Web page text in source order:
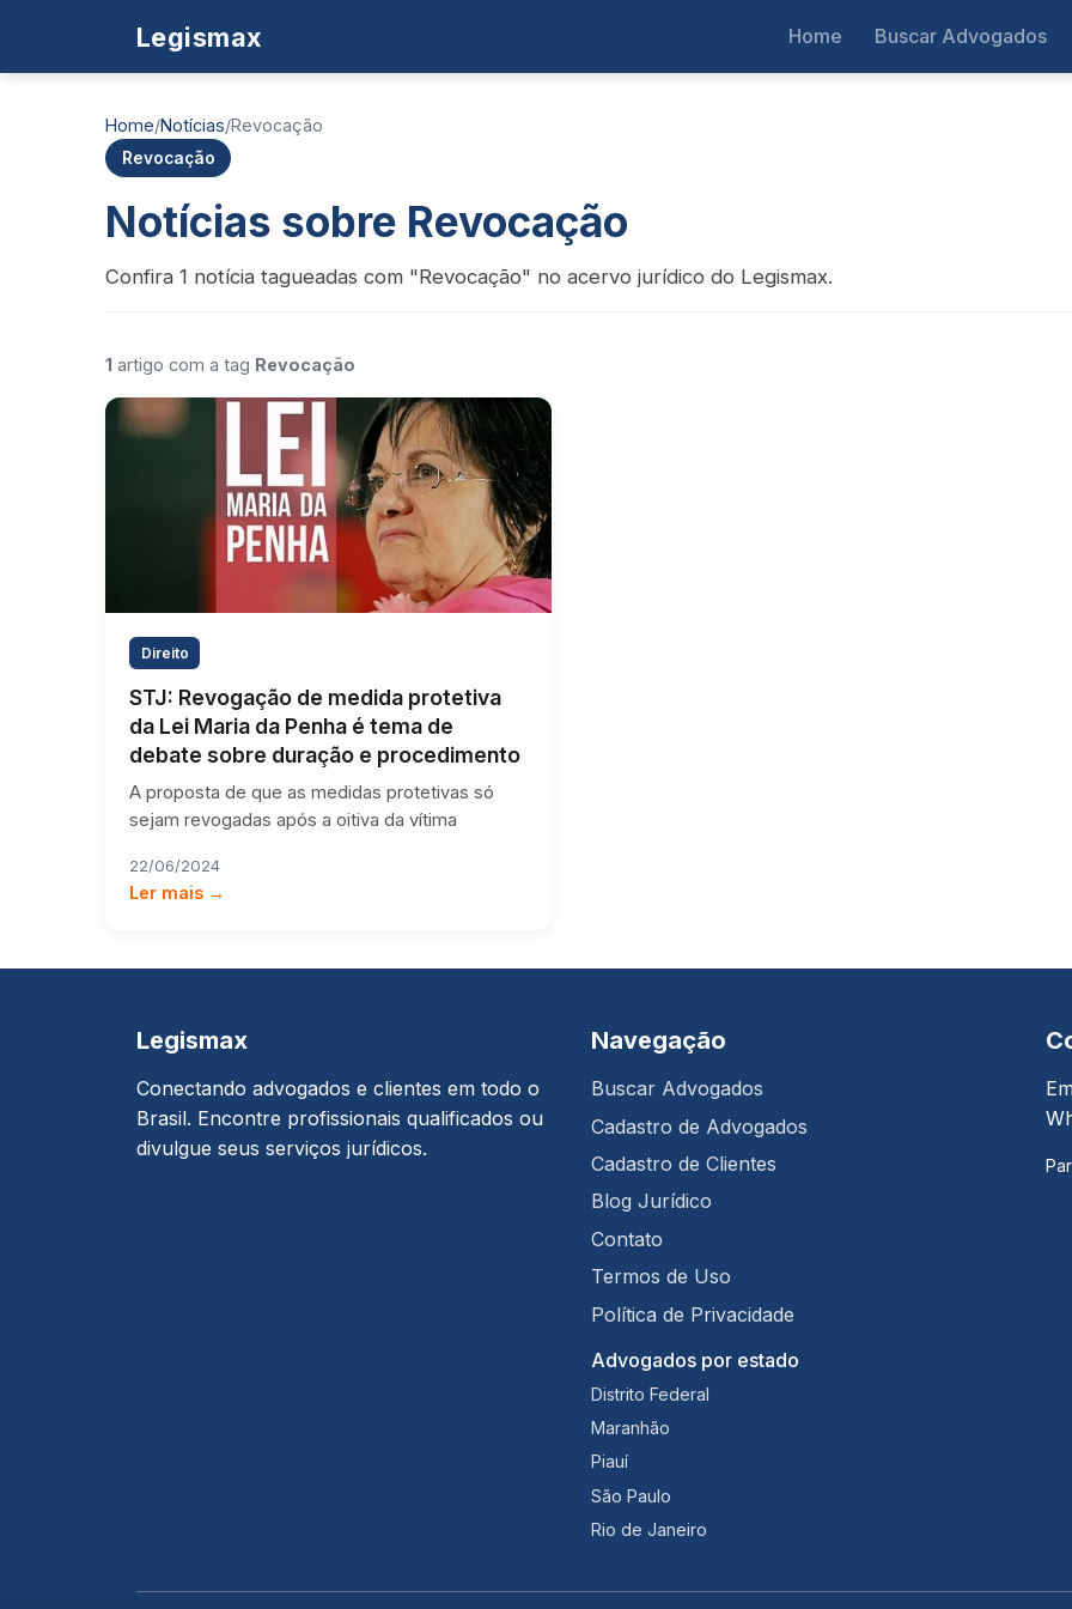
Legismax Home Buscar Advogados
Home/Notícias/Revocação
Revocação
Notícias sobre Revocação
Confira 1 notícia tagueadas com "Revocação" no acervo jurídico do Legismax.
1 artigo com a tag Revocação
Direito
STJ: Revogação de medida protetiva
da Lei Maria da Penha é tema de
debate sobre duração e procedimento
A proposta de que as medidas protetivas só
sejam revogadas após a oitiva da vítima
22/06/2024
Ler mais →
Legismax
Conectando advogados e clientes em todo o
Brasil. Encontre profissionais qualificados ou
divulgue seus serviços jurídicos.
Navegação
Buscar Advogados
Cadastro de Advogados
Cadastro de Clientes
Blog Jurídico
Contato
Termos de Uso
Política de Privacidade
Advogados por estado
Distrito Federal
Maranhão
Piauí
São Paulo
Rio de Janeiro